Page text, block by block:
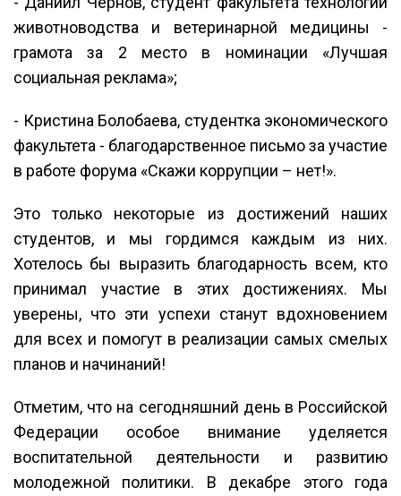
животноводства и ветеринарной медицины -
грамота за 2 место в номинации «Лучшая
социальная реклама»;
- Кристина Болобаева, студентка экономического
факультета - благодарственное письмо за участие
в работе форума «Скажи коррупции – нет!».
Это только некоторые из достижений наших
студентов, и мы гордимся каждым из них.
Хотелось бы выразить благодарность всем, кто
принимал участие в этих достижениях. Мы
уверены, что эти успехи станут вдохновением
для всех и помогут в реализации самых смелых
планов и начинаний!
Отметим, что на сегодняшний день в Российской
Федерации особое внимание уделяется
воспитательной деятельности и развитию
молодежной политики. В декабре этого года